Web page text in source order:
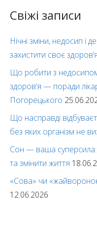
Свіжі записи
Нічні зміни, недосип і
захистити своє
Що робити з
здоров’я — поради
Погорецького
Що насправді
без яких організм не
Сон — ваша суперсила:
та змінити життя
«Сова» чи
12.06.2026